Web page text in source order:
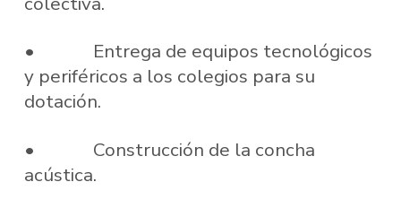
• Entrega de equipos tecnológicos
y periféricos a los colegios para su
dotación.
• Construcción de la concha
acústica.